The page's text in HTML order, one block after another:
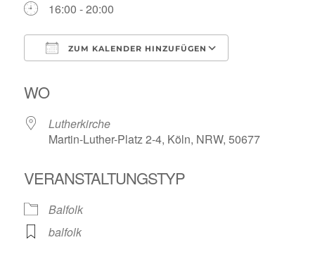
16:00 - 20:00
ZUM KALENDER HINZUFÜGEN
WO
Lutherkirche
Martin-Luther-Platz 2-4, Köln, NRW, 50677
VERANSTALTUNGSTYP
Balfolk
balfolk